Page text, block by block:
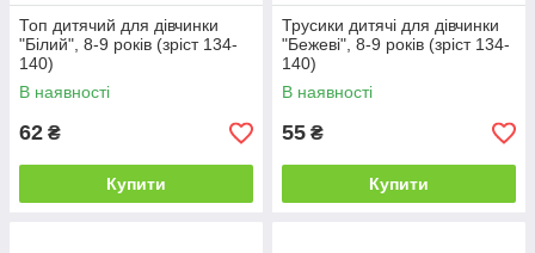
Топ дитячий для дівчинки
"Білий", 8-9 років (зріст 134-
140)
В наявності
62 ₴
Купити
Трусики дитячі для дівчинки
"Бежеві", 8-9 років (зріст 134-
140)
В наявності
55 ₴
Купити